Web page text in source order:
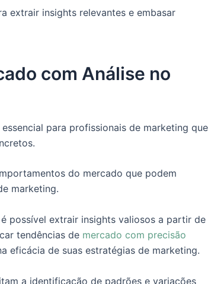
extrair insights relevantes e embasar
com Análise no
para profissionais de marketing que
do mercado que podem
marketing.
possível extrair insights valiosos a partir de
tendências de mercado com precisão
eficácia de suas estratégias de marketing.
a identificação de padrões e variações